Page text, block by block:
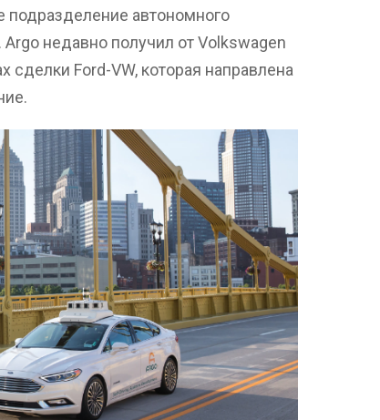
подразделение автономного
недавно получил от Volkswagen
Ford-VW, которая направлена